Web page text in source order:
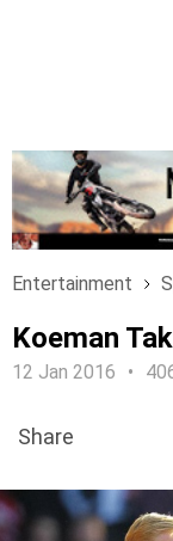
Entertainment
Koeman
12 Jan 2016
Share